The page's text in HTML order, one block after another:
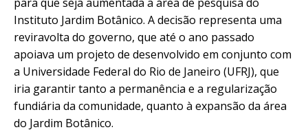
para que seja aumentada a área de pesquisa do
Instituto Jardim Botânico. A decisão representa uma
reviravolta do governo, que até o ano passado
apoiava um projeto de desenvolvido em conjunto com
a Universidade Federal do Rio de Janeiro (UFRJ), que
iria garantir tanto a permanência e a regularização
fundiária da comunidade, quanto à expansão da área
do Jardim Botânico.